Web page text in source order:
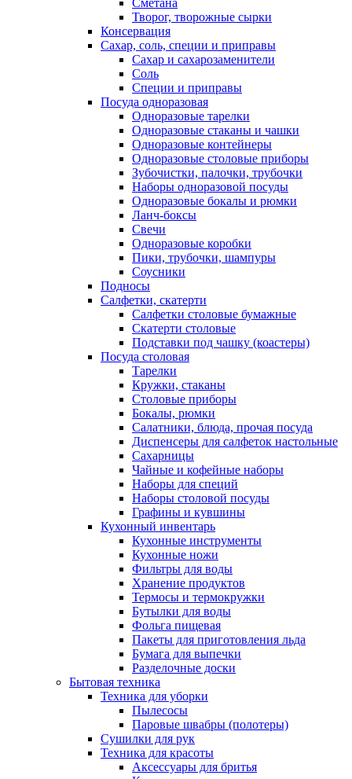
Сметана
Творог, творожные сырки
Консервация
Сахар, соль, специи и приправы
Сахар и сахарозаменители
Соль
Специи и приправы
Посуда одноразовая
Одноразовые тарелки
Одноразовые стаканы и чашки
Одноразовые контейнеры
Одноразовые столовые приборы
Зубочистки, палочки, трубочки
Наборы одноразовой посуды
Одноразовые бокалы и рюмки
Ланч-боксы
Свечи
Одноразовые коробки
Пики, трубочки, шампуры
Соусники
Подносы
Салфетки, скатерти
Салфетки столовые бумажные
Скатерти столовые
Подставки под чашку (коастеры)
Посуда столовая
Тарелки
Кружки, стаканы
Столовые приборы
Бокалы, рюмки
Салатники, блюда, прочая посуда
Диспенсеры для салфеток настольные
Сахарницы
Чайные и кофейные наборы
Наборы для специй
Наборы столовой посуды
Графины и кувшины
Кухонный инвентарь
Кухонные инструменты
Кухонные ножи
Фильтры для воды
Хранение продуктов
Термосы и термокружки
Бутылки для воды
Фольга пищевая
Пакеты для приготовления льда
Бумага для выпечки
Разделочные доски
Бытовая техника
Техника для уборки
Пылесосы
Паровые швабры (полотеры)
Сушилки для рук
Техника для красоты
Аксессуары для бритья